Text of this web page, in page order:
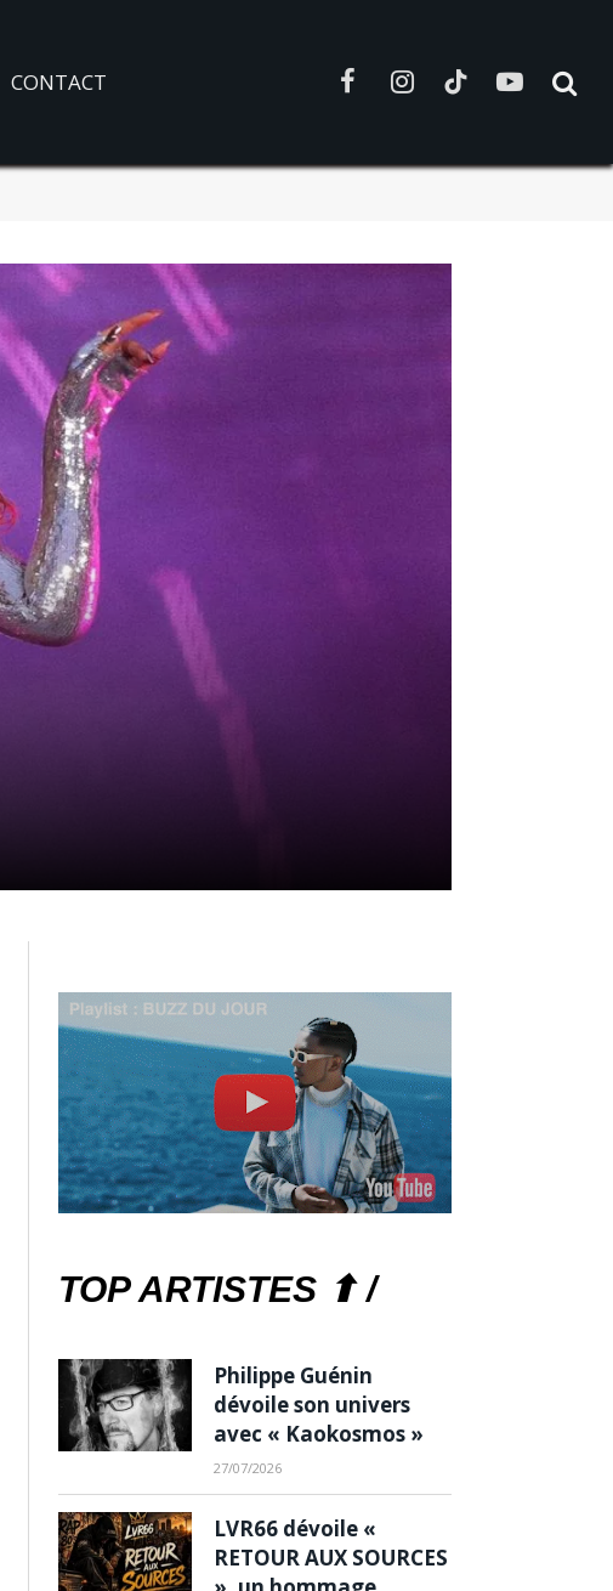
CONTACT FacebookInstagramTikTokYouTube
TOP ARTISTES ⬆ /
Philippe Guénin
dévoile son univers
avec « Kaokosmos »
27/07/2026
LVR66 dévoile «
RETOUR AUX SOURCES